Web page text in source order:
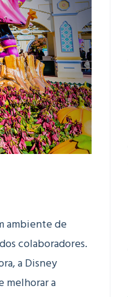
ambiente de
colaboradores.
a Disney
melhorar a